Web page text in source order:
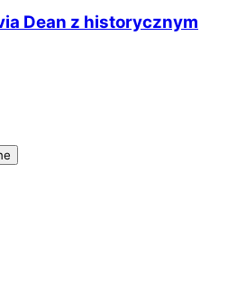
Dean z historycznym